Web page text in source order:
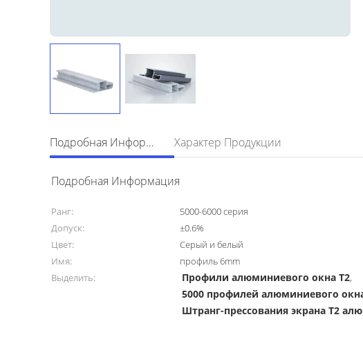
Подробная Информация Характер Продукции
Подробная Информация
Ранг: 5000-6000 серия
Допуск:
±0.6%
Цвет:
Серый и белый
Имя:
профиль 6mm
Выделить:
Профили алюминиевого окна T2,
5000 профилей алюминиевого
Штранг-прессования экрана T2